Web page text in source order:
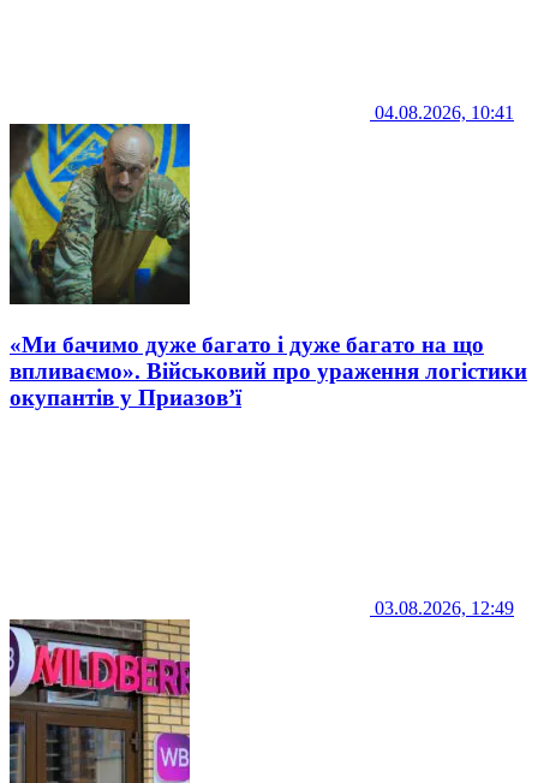
04.08.2026, 10:41
«Ми бачимо дуже багато і дуже багато на що
впливаємо». Військовий про ураження логістики
окупантів у Приазов’ї
03.08.2026, 12:49